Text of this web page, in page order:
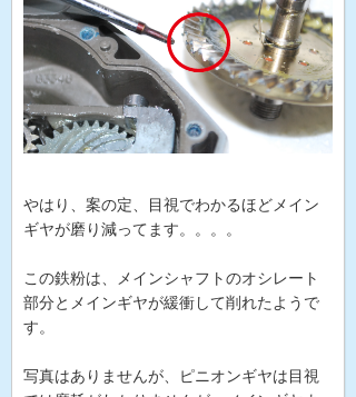
やはり、案の定、目視でわかるほどメイン
ギヤが磨り減ってます。。。。
この鉄粉は、メインシャフトのオシレート
部分とメインギヤが緩衝して削れたようで
す。
写真はありませんが、ピニオンギヤは目視